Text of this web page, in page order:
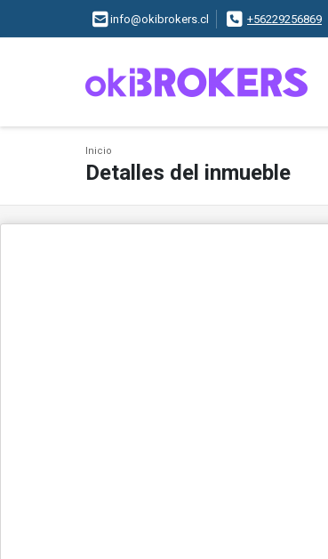
info@okibrokers.cl +56229256869
Inicio
Detalles del inmueble